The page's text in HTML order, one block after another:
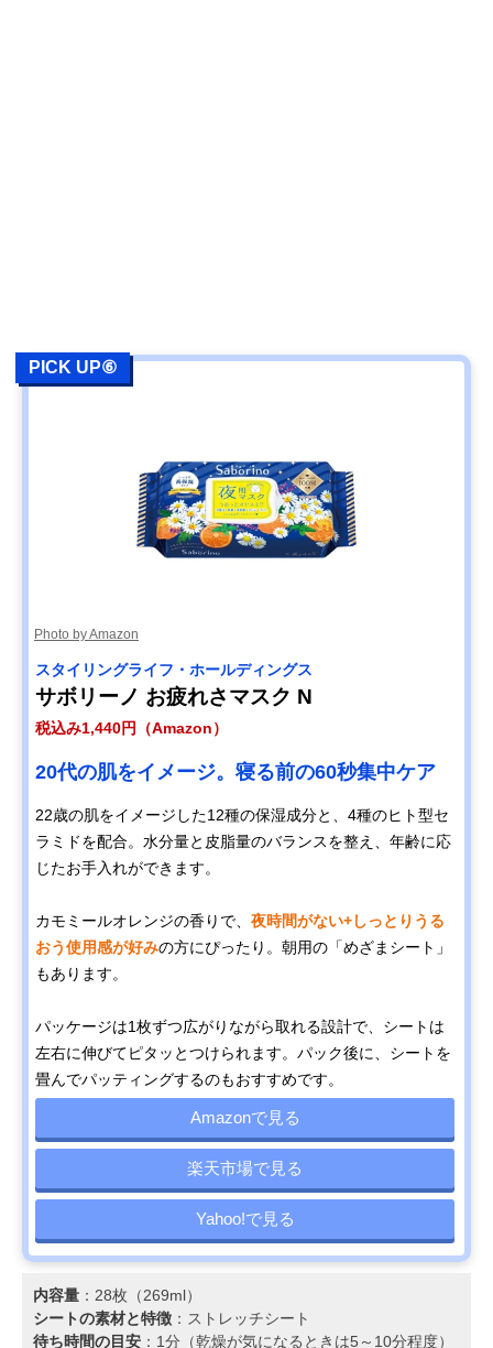
PICK UP⑥
Photo by Amazon
スタイリングライフ・ホールディングス
サボリーノ お疲れさマスク N
税込み1,440円（Amazon）
20代の肌をイメージ。寝る前の60秒集中ケア
22歳の肌をイメージした12種の保湿成分と、4種のヒト型セ
ラミドを配合。水分量と皮脂量のバランスを整え、年齢に応
じたお手入れができます。
カモミールオレンジの香りで、 夜時間がない+しっとりうる
おう使用感が好みの方にぴったり。朝用の「めざまシート」
もあります。
パッケージは1枚ずつ広がりながら取れる設計で、シートは
左右に伸びてピタッとつけられます。パック後に、シートを
畳んでパッティングするのもおすすめです。
Amazonで見る
楽天市場で見る
Yahoo!で見る
内容量 ：28枚（269ml）
シートの素材と特徴 ：ストレッチシート
待ち時間の目安 ：1分（乾燥が気になるときは5～10分程度）